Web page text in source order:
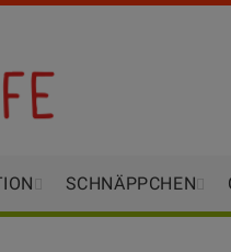
SCHNÄPPCHEN